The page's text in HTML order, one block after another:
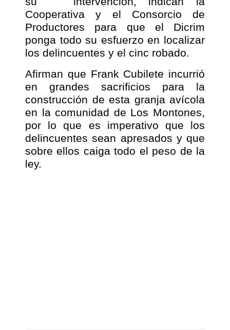
Cooperativa y el Consorcio de
Productores para que el Dicrim
ponga todo su esfuerzo en localizar
los delincuentes y el cinc robado.
Afirman que Frank Cubilete incurrió
en grandes sacrificios para la
construcción de esta granja avícola
en la comunidad de Los Montones,
por lo que es imperativo que los
delincuentes sean apresados y que
sobre ellos caiga todo el peso de la
ley.